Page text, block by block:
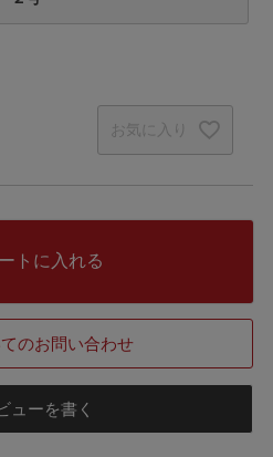
お気に入り
トに入れる
のお問い合わせ
ューを書く